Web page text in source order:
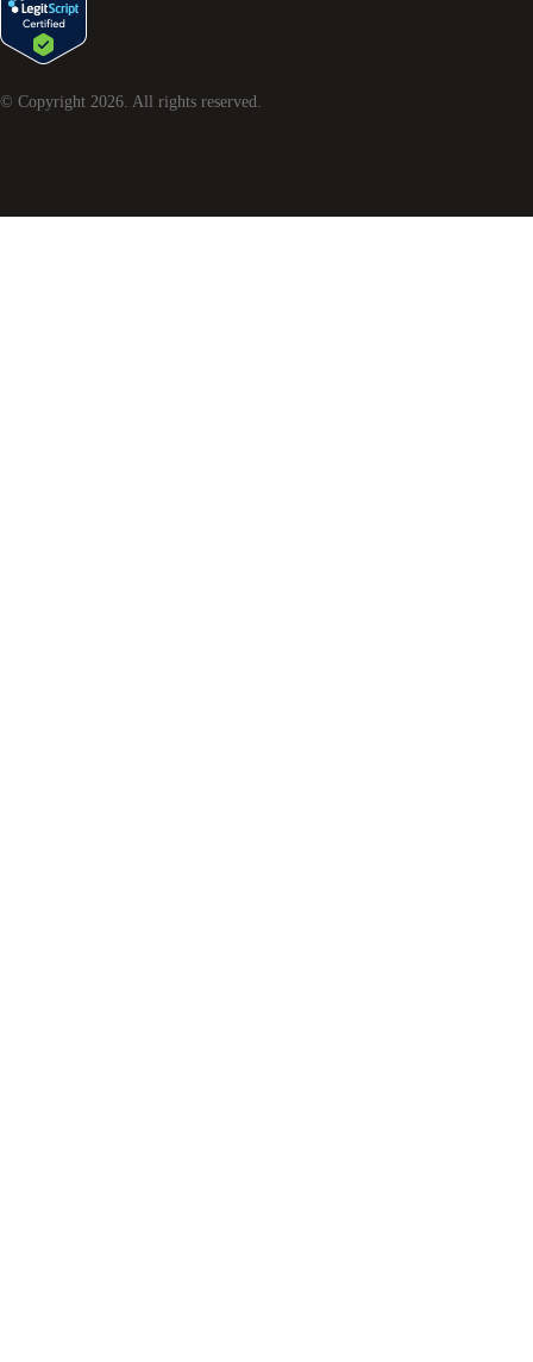
© Copyright 2026 . All rights reserved.